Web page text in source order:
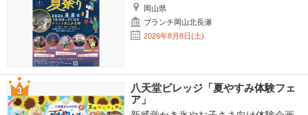
岡山県
ブランチ岡山北長瀬
2026年8月8日(土)
八天堂ビレッジ「夏やすみ体験フェ
ア」